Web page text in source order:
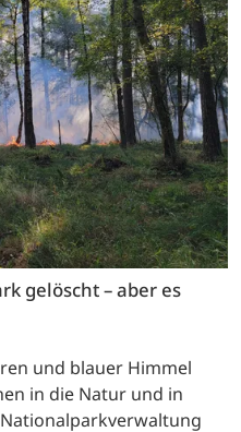
gelöscht – aber es
und blauer Himmel
in die Natur und in